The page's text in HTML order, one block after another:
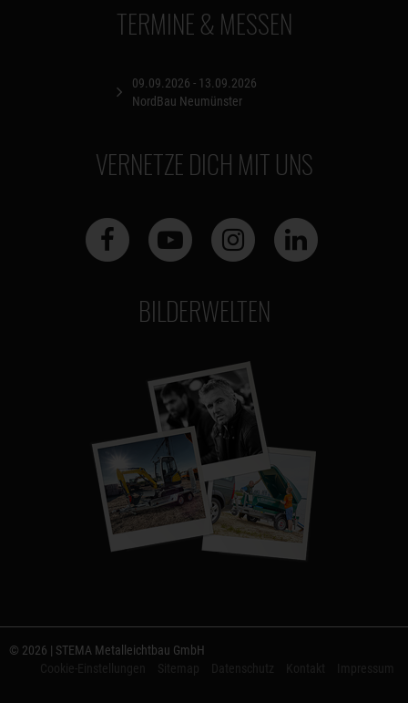
TERMINE & MESSEN
09.09.2026 - 13.09.2026
NordBau Neumünster
VERNETZE DICH MIT UNS
BILDERWELTEN
© 2026 | STEMA Metalleichtbau GmbH